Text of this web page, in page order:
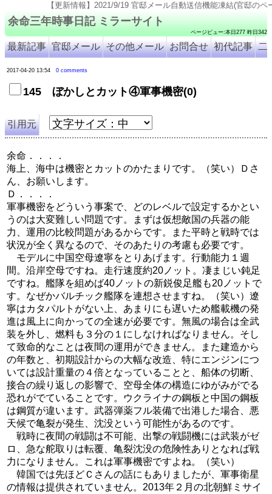
余命三年時事日記 ミラーサイト
ページビュー:本日277 昨日342
最新記事 官邸メール その他メール お問合せ 初代記事 二
2017-04-20 13:54 0 comments
145 ぼかしとカット④軍事機密(0)
引用元
余命．．．．
海上、海中は機密とカットのかたまりです。（笑い）Ｄさ
ん、お願いします。
Ｄ．．．．
軍事機密をどういう事案で、どのレベルで設定するかとい
うのは大変難しい問題です。まずは仮想敵国の兵器の能
力、運用の比較問題があるからです。また平時と戦時では
状況が全く異なるので、そのあたりの考慮も必要です。
モデルに中国空母遼寧をとりあげます。行動能力１週
間。沿岸空母ですね。走行速度約20ノット。凄まじい鈍足
ですね。艦隊を組めば40ノットの新鋭俊足艦も20ノットで
す。なぜかバルチック艦隊を連想させますね。（笑い）遼
寧はカタパルトがない上、あまりにも遅いため艦載機の発
進は風上に向かっての全速が必要です。無風の場合は全武
装を外し、燃料も３分の１にしなければなりません。そし
て致命的なことは夜間の運用ができません。また建造から
の年数と、初期設計からの大幅な改造、特にエンジンにつ
いては設計重量の４倍となっていることと、船体の切断、
接合の繰り返しの影響で、空母全体の構造にゆがみがでる
恐れがでていることです。ウクライナの鋼板と中国の鋼板
は鋼質が違います。武器弾薬フル装備で出港した場合、悪
天候で亀裂が発生、沈没という可能性があるのです。
戦時に夜間の戦闘は不可能、出撃の戦闘機には武装がゼ
ロ、急な舵取りは転覆、亀裂沈没の危険性ありとなれば戦
力になりません。これは軍事機密ですよね。（笑い）
韓国では先ほどＣさんの話にもありましたが、軍事衛星
の情報は提供されていません。2013年２月の北朝鮮ミサイ
【更新情報】2021/9/19 官邸メール自動送信機能凍結(官邸のページ仕